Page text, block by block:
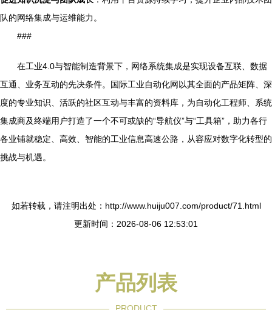
队的网络集成与运维能力。
###
在工业4.0与智能制造背景下，网络系统集成是实现设备互联、数据
互通、业务互动的先决条件。国际工业自动化网以其全面的产品矩阵、深
度的专业知识、活跃的社区互动与丰富的资料库，为自动化工程师、系统
集成商及终端用户打造了一个不可或缺的“导航仪”与“工具箱”，助力各行
各业铺就稳定、高效、智能的工业信息高速公路，从容应对数字化转型的
挑战与机遇。
如若转载，请注明出处：http://www.huiju007.com/product/71.html
更新时间：2026-08-06 12:53:01
产品列表